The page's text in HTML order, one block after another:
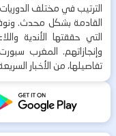
الترتيب في مختلف
القادمة بشكل محدث.
التي حققتها الأندية
وإنجازاتهم. المغرب
تفاصيلها، من الأخبار